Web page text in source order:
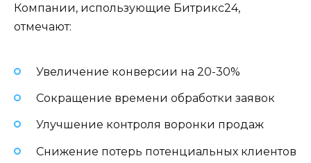
Компании, использующие Битрикс24,
отмечают:
Увеличение конверсии на 20-30%
Сокращение времени обработки заявок
Улучшение контроля воронки продаж
Снижение потерь потенциальных клиентов